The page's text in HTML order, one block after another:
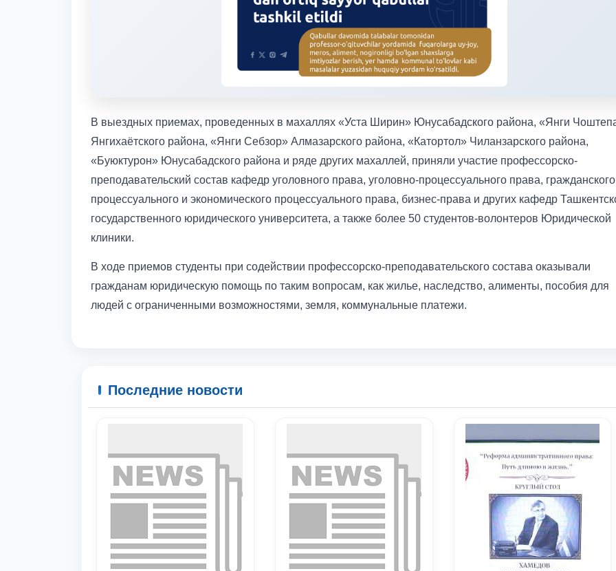
В выездных приемах, проведенных в махаллях «Уста Ширин» Юнусабадского района, «Янги
Янгихаётского района, «Янги Себзор» Алмазарского района, «Катортол» Чиланзарского района,
«Буюктурон» Юнусабадского района и ряде других махаллей, приняли участие профессорско-
преподавательский состав кафедр уголовного права, уголовно-процессуального права, гражданского
процессуального и экономического процессуального права, бизнес-права и других кафедр
государственного юридического университета, а также более 50 студентов-волонтеров Юридической
клиники.
В ходе приемов студенты при содействии профессорско-преподавательского состава оказывали
гражданам юридическую помощь по таким вопросам, как жилье, наследство, алименты, пособия для
людей с ограниченными возможностями, земля, коммунальные платежи.
Последние новости